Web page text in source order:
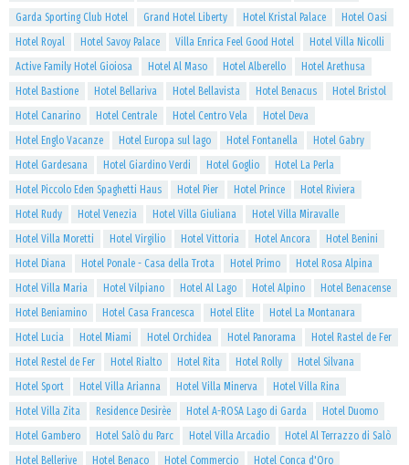
Garda Sporting Club Hotel
Grand Hotel Liberty Hotel Kristal Palace
Hotel Oasi
Hotel Royal
Hotel Savoy Palace Villa Enrica Feel Good Hotel
Hotel Villa Nicolli
Active Family Hotel Gioiosa
Hotel Al Maso Hotel Alberello
Hotel Arethusa
Hotel Bastione
Hotel Bellariva Hotel Bellavista Hotel Benacus
Hotel Bristol
Hotel Canarino
Hotel Centrale Hotel Centro Vela
Hotel Deva
Hotel Englo Vacanze
Hotel Europa sul lago Hotel Fontanella
Hotel Gabry
Hotel Gardesana
Hotel Giardino Verdi Hotel Goglio
Hotel La Perla
Hotel Piccolo Eden Spaghetti Haus
Hotel Pier Hotel Prince
Hotel Riviera
Hotel Rudy
Hotel Venezia Hotel Villa Giuliana
Hotel Villa Miravalle
Hotel Villa Moretti
Hotel Virgilio Hotel Vittoria Hotel Ancora
Hotel Benini
Hotel Diana
Hotel Ponale - Casa della Trota Hotel Primo
Hotel Rosa Alpina
Hotel Villa Maria
Hotel Vilpiano Hotel Al Lago Hotel Alpino
Hotel Benacense
Hotel Beniamino
Hotel Casa Francesca Hotel Elite
Hotel La Montanara
Hotel Lucia
Hotel Miami Hotel Orchidea Hotel Panorama
Hotel Rastel de Fer
Hotel Restel de Fer
Hotel Rialto Hotel Rita Hotel Rolly
Hotel Silvana
Hotel Sport
Hotel Villa Arianna Hotel Villa Minerva
Hotel Villa Rina
Hotel Villa Zita
Residence Desirèe Hotel A-ROSA Lago di Garda
Hotel Duomo
Hotel Gambero
Hotel Salò du Parc Hotel Villa Arcadio
Hotel Al Terrazzo di Salò
Hotel Bellerive
Hotel Benaco Hotel Commercio Hotel Conca d'Oro